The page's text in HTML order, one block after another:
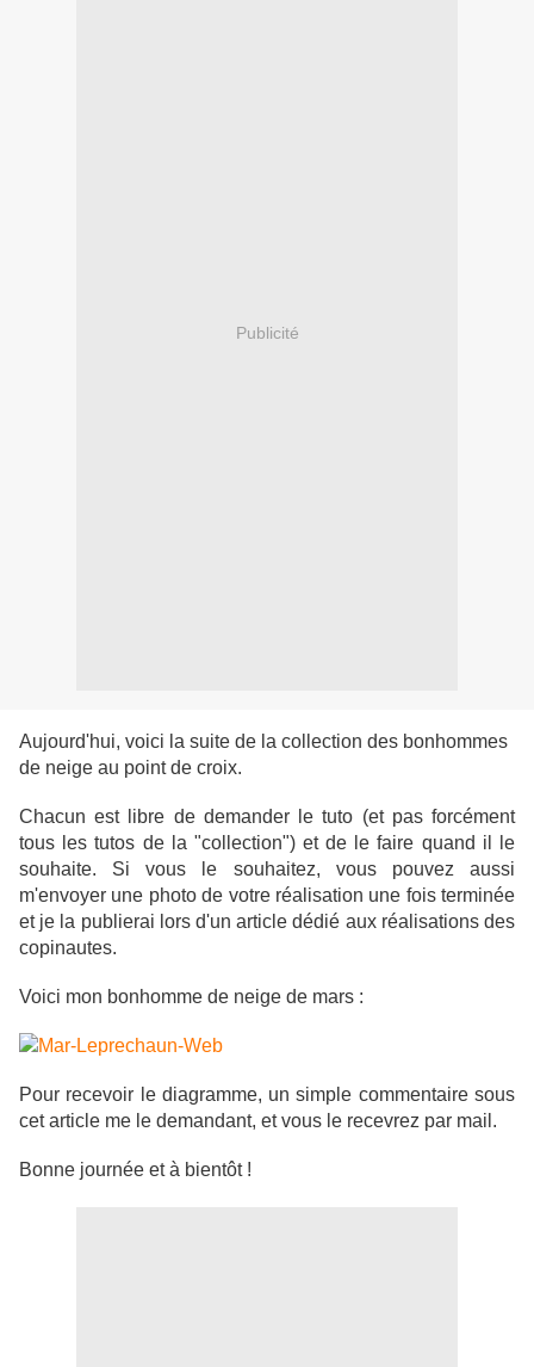
Publicité
Aujourd'hui, voici la suite de la collection des bonhommes
de neige au point de croix.
Chacun est libre de demander le tuto (et pas forcément
tous les tutos de la "collection") et de le faire quand il le
souhaite. Si vous le souhaitez, vous pouvez aussi
m'envoyer une photo de votre réalisation une fois terminée
et je la publierai lors d'un article dédié aux réalisations des
copinautes.
Voici mon bonhomme de neige de mars :
Pour recevoir le diagramme, un simple commentaire sous
cet article me le demandant, et vous le recevrez par mail.
Bonne journée et à bientôt !